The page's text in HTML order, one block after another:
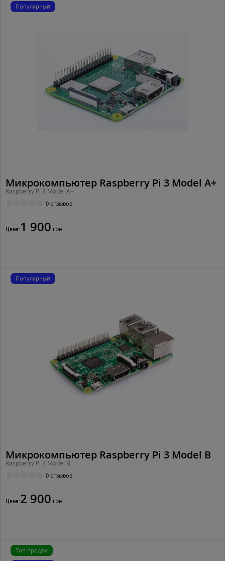
Популярный
Микрокомпьютер Raspberry Pi 3 Model A+
Raspberry Pi 3 Model A+
0 отзывов
Цена: 1 900 грн
Популярный
Микрокомпьютер Raspberry Pi 3 Model B
Raspberry Pi 3 Model B
0 отзывов
Цена:2 900 грн
Топ продаж